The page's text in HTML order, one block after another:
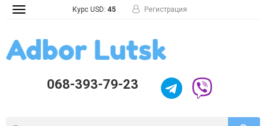
Toggle
Курс USD: 45 Регистрация
068-393-79-23